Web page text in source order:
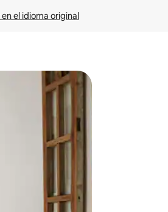
el idioma original